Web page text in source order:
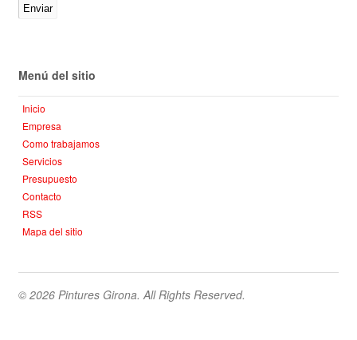
Menú del sitio
Inicio
Empresa
Como trabajamos
Servicios
Presupuesto
Contacto
RSS
Mapa del sitio
© 2026 Pintures Girona. All Rights Reserved.